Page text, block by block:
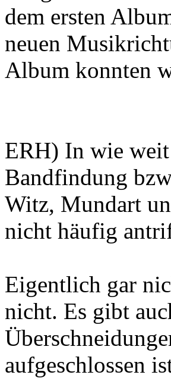
dem ersten
neuen
Album konnten
ERH) In wie weit
Bandfindung
Witz, Mundart
nicht häufig
Eigentlich gar
nicht. Es gibt
aufgeschlossen